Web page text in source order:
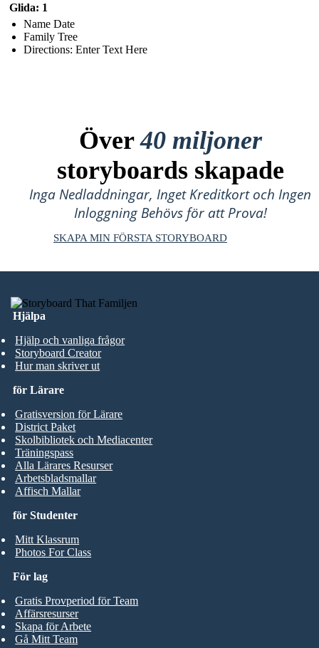
Glida: 1
Name Date
Family Tree
Directions: Enter Text Here
Över40 miljoner
storyboards skapade
Inga Nedladdningar, Inget Kreditkort och Ingen
Inloggning Behövs för att Prova!
SKAPA MIN FÖRSTA STORYBOARD
Hjälpa
Hjälp och vanliga frågor
Storyboard Creator
Hur man skriver ut
för Studenter
Mitt Klassrum
Photos For Class
för Lärare
Gratisversion för Lärare
District Paket
Skolbibliotek och Mediacenter
Träningspass
Alla Lärares Resurser
Arbetsbladsmallar
Affisch Mallar
För lag
Gratis Provperiod för Team
Affärsresurser
Skapa för Arbete
Gå Mitt Team